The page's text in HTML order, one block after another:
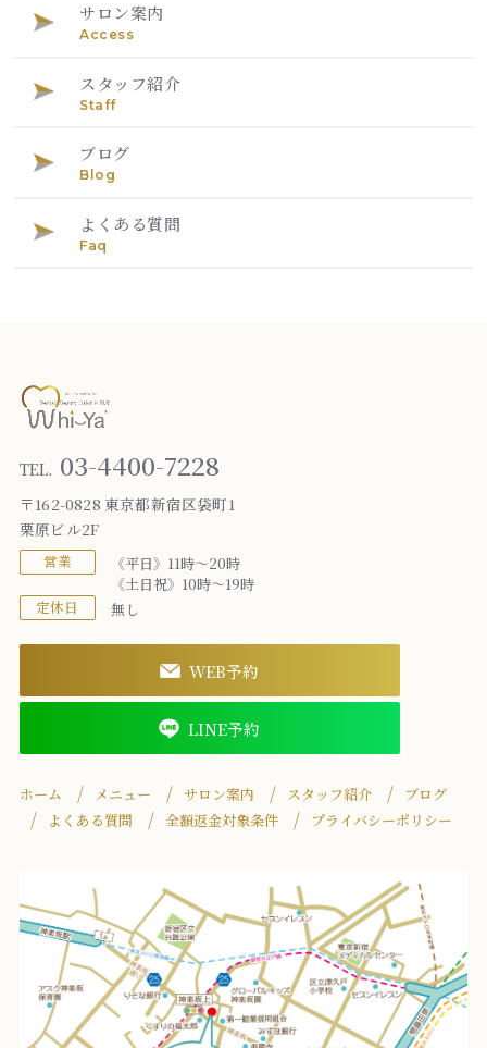
サロン案内
Access
スタッフ紹介
Staff
ブログ
Blog
よくある質問
Faq
TEL. 03-4400-7228
〒162-0828 東京都新宿区袋町1
栗原ビル2F
営業
《平日》11時～20時
《土日祝》10時～19時
定休日 無し
WEB予約
LINE予約
ホーム メニュー サロン案内 スタッフ紹介
ブログ
よくある質問
全額返金対象条件 プライバシーポリシー